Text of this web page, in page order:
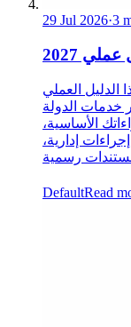
29 Jul 2026·3
2027
الدليل العملي
خدمات الدولة
الأساسية،
إدارية،
DefaultRead